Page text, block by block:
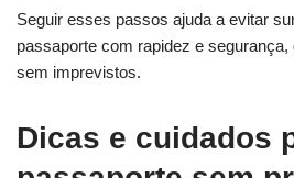
Seguir esses passos ajuda a evitar
passaporte com rapidez e
sem imprevistos.
Dicas e cuidados